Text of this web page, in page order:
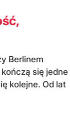
Berlinem
się jedne
kolejne. Od lat